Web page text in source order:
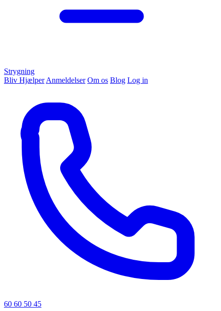
Strygning
Bliv Hjælper Anmeldelser Om os Blog Log in
60 60 50 45